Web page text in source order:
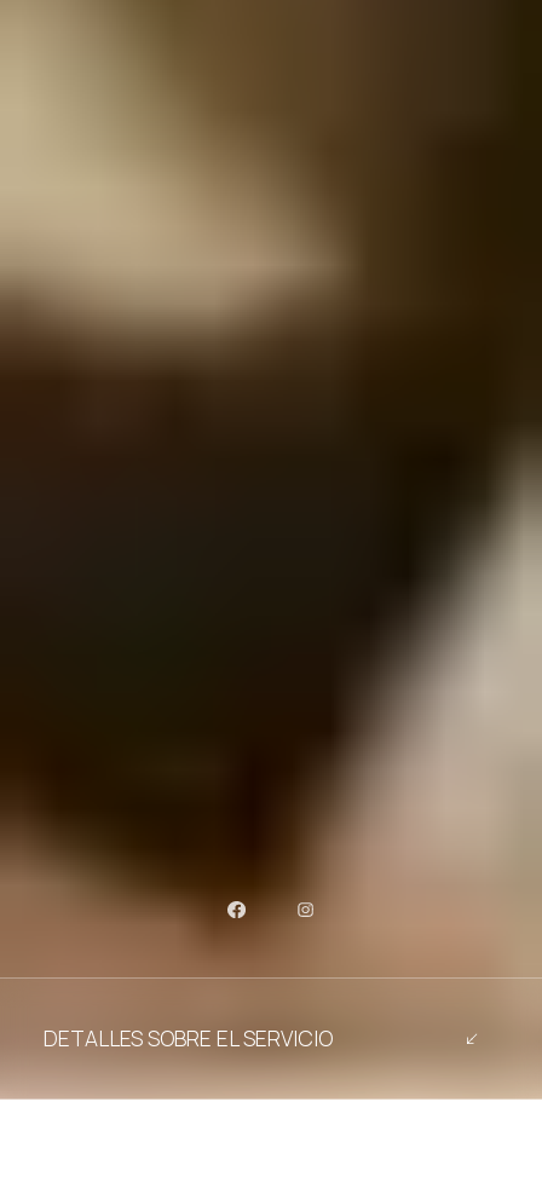
DETALLES SOBRE EL SERVICIO